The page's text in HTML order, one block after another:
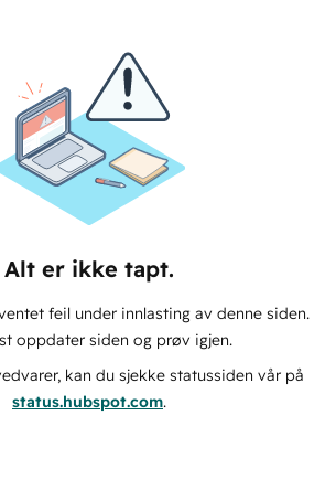
Alt er ikke tapt.
feil under innlasting av denne siden.
oppdater siden og prøv igjen.
kan du sjekke statussiden vår på
status.hubspot.com.